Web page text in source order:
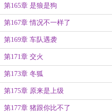
第165章 是狼是狗
第167章 情况不一样了
第169章 车队遇袭
第171章 交火
第173章 冬狐
第175章 原来是上级
第177章 猪跟你比不了